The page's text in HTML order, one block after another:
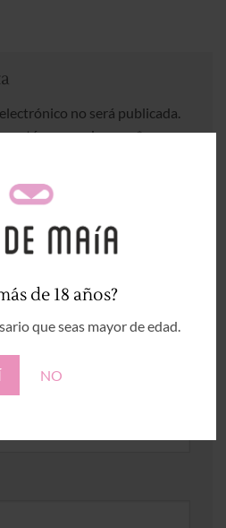
de 18 años?
que seas mayor de edad.
NO
no será publicada.
están marcados con*